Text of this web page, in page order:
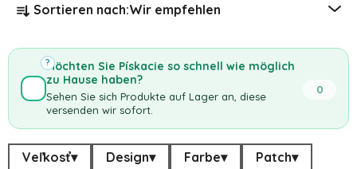
Sortieren nach:Wir empfehlen
Möchten Sie Pískacie so schnell wie möglich
zu Hause haben?
Sehen Sie sich Produkte auf Lager an, diese
versenden wir sofort.
0
?
Veľkosť▾ Design▾ Farbe▾ Patch▾